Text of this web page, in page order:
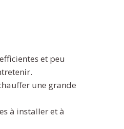
et peu
une grande
à installer et à